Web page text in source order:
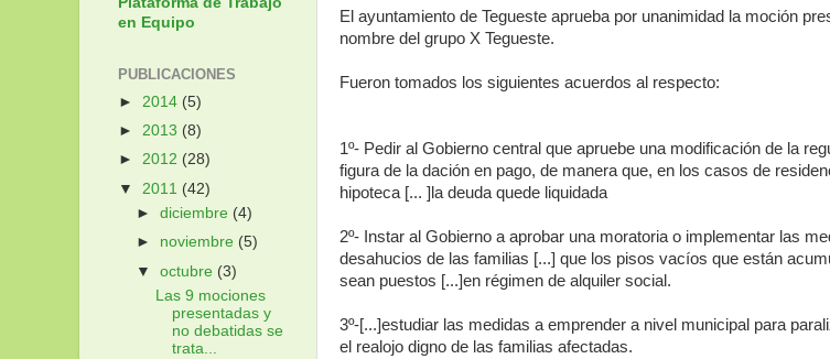
El ayuntamiento de Tegueste aprueba por unanimidad la moción
nombre del grupo X Tegueste.
Fueron tomados los siguientes acuerdos al respecto:
1º- Pedir al Gobierno central que apruebe una modificación de la
figura de la dación en pago, de manera que, en los casos de
hipoteca [... ]la deuda quede liquidada
2º- Instar al Gobierno a aprobar una moratoria o implementar las
desahucios de las familias [...] que los pisos vacíos que están
sean puestos [...]en régimen de alquiler social.
3º-[...]estudiar las medidas a emprender a nivel municipal para
el realojo digno de las familias afectadas.
en Equipo
PUBLICACIONES
► 2014 (5)
► 2013 (8)
► 2012 (28)
▼ 2011 (42)
►diciembre (4)
► noviembre (5)
▼octubre (3)
Las 9 mociones
presentadas y
no debatidas se
trata...